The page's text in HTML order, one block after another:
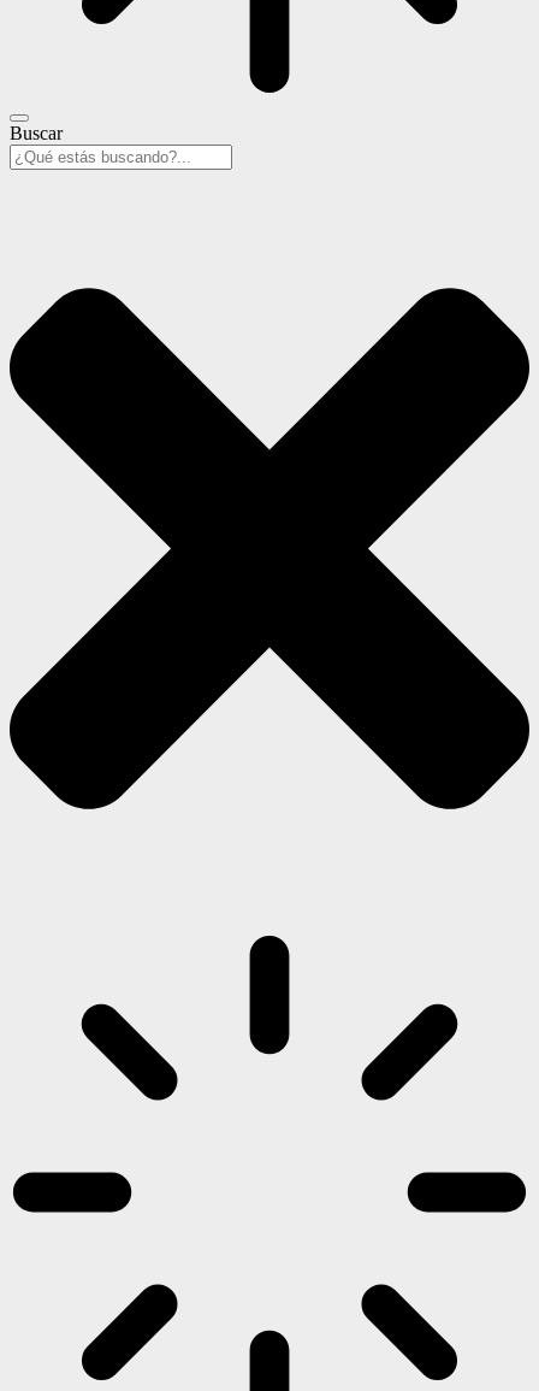
Buscar